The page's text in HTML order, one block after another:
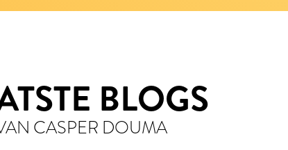
BLOGS
CASPER DOUMA